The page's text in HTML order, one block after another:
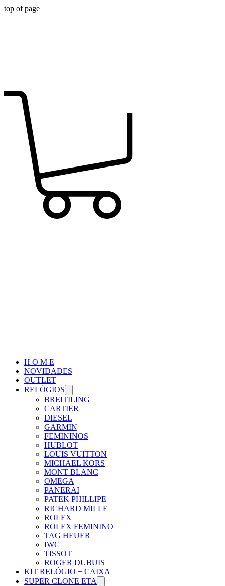
top of page
H O M E
NOVIDADES
OUTLET
RELÓGIOS
BREITILING
CARTIER
DIESEL
GARMIN
FEMININOS
HUBLOT
LOUIS VUITTON
MICHAEL KORS
MONT BLANC
OMEGA
PANERAI
PATEK PHILLIPE
RICHARD MILLE
ROLEX
ROLEX FEMININO
TAG HEUER
IWC
TISSOT
ROGER DUBUIS
KIT RELÓGIO + CAIXA
SUPER CLONE ETA